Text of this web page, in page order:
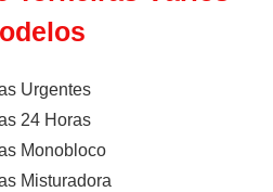
Urgentes
24 Horas
Monobloco
Misturadora